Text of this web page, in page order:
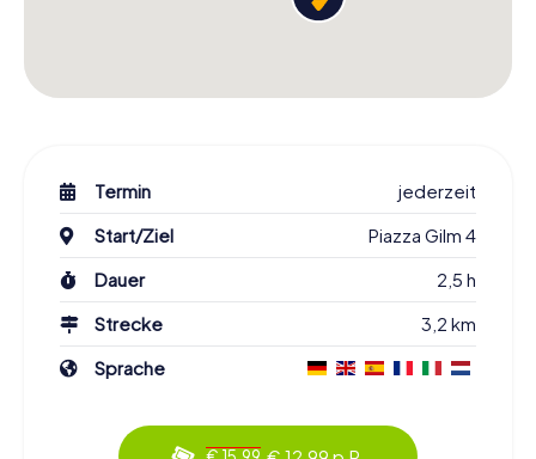
Termin
jederzeit
Start/Ziel
Piazza Gilm 4
Dauer
2,5 h
Strecke
3,2 km
Sprache